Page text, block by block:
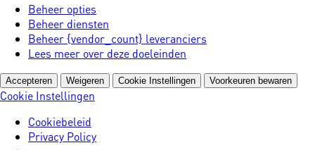
Beheer opties
Beheer diensten
Beheer {vendor_count} leveranciers
Lees meer over deze doeleinden
Accepteren Weigeren Cookie Instellingen Voorkeuren bewaren
Cookie Instellingen
Cookiebeleid
Privacy Policy